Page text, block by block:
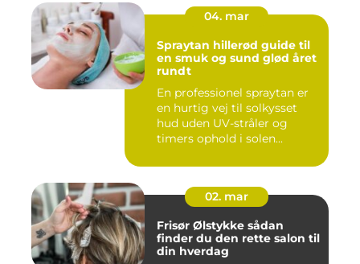
04. mar
Spraytan hillerød guide til
en smuk og sund glød året
rundt
En professionel spraytan er
en hurtig vej til solkysset
hud uden UV-stråler og
timers ophold i solen...
02. mar
Frisør Ølstykke sådan
finder du den rette salon til
din hverdag